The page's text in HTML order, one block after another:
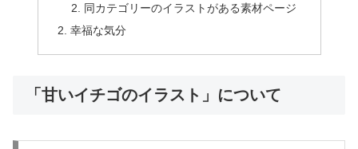
同カテゴリーのイラストがある素材ページ
幸福な気分
「甘いイチゴのイラスト」について